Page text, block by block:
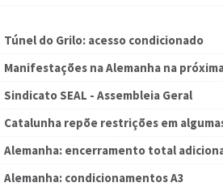
Túnel do Grilo: acesso condicionado
Manifestações na Alemanha na
Sindicato SEAL - Assembleia Geral
Catalunha repõe restrições em
Alemanha: encerramento total
Alemanha: condicionamentos A3